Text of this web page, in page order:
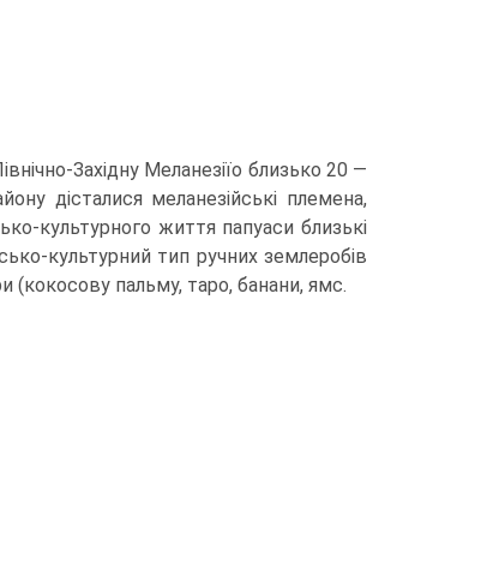
Західну Меланезіїо близько 20 —
дісталися меланезійські племена,
культурного життя папу­аси близькі
культурний тип ручних землеробів
(кокосову пальму, таро, банани, ямс.